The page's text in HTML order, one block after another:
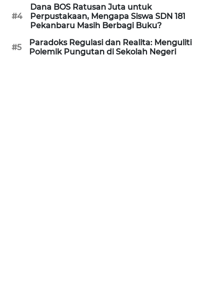
#4
Dana BOS Ratusan Juta untuk
Perpustakaan, Mengapa Siswa SDN 181
Pekanbaru Masih Berbagi Buku?
#5
Paradoks Regulasi dan Realita: Menguliti
Polemik Pungutan di Sekolah Negeri
WN
SULTRA
WN